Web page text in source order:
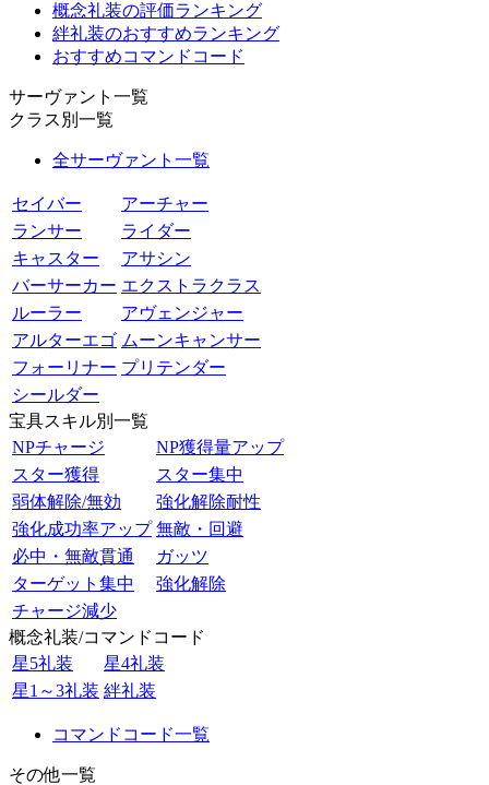
概念礼装の評価ランキング
絆礼装のおすすめランキング
おすすめコマンドコード
サーヴァント一覧
クラス別一覧
全サーヴァント一覧
セイバー
アーチャー
ランサー
ライダー
キャスター
アサシン
バーサーカー エクストラクラス
ルーラー
アヴェンジャー
アルターエゴ ムーンキャンサー
フォーリナー プリテンダー
シールダー
宝具スキル別一覧
NPチャージ
NP獲得量アップ
スター獲得
スター集中
弱体解除/無効
強化解除耐性
強化成功率アップ 無敵・回避
必中・無敵貫通
ガッツ
ターゲット集中
強化解除
チャージ減少
概念礼装/コマンドコード
星5礼装
星4礼装
星1～3礼装 絆礼装
コマンドコード一覧
その他一覧